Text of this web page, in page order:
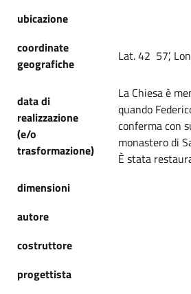
ubicazione
coordinate
geografiche
Lat. 42 57’,
data di
realizzazione
(e/o
trasformazione)
La Chiesa è
quando
conferma con
monastero di
È stata
dimensioni
autore
costruttore
progettista